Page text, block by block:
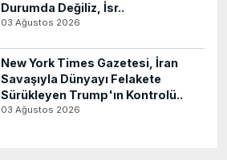
Durumda Değiliz, İsr..
03 Ağustos 2026
New York Times Gazetesi, İran
Savaşıyla Dünyayı Felakete
Sürükleyen Trump'ın Kontrolü..
03 Ağustos 2026